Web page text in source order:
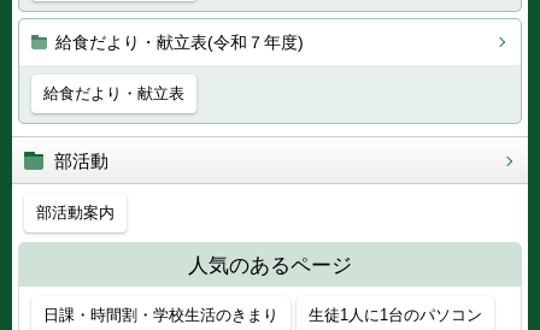
給食だより・献立表(令和７年度)
給食だより・献立表
部活動
部活動案内
人気のあるページ
日課・時間割・学校生活のきまり 生徒1人に1台のパソコン